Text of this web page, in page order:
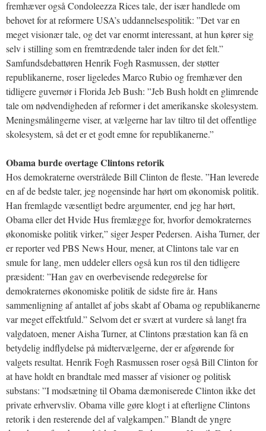
fremhæver også Condoleezza Rices tale, der især handlede om
behovet for at reformere USA’s uddannelsespolitik: ”Det var en
meget visionær tale, og det var enormt interessant, at hun kører sig
selv i stilling som en fremtrædende taler inden for det felt.”
Samfundsdebattøren Henrik Fogh Rasmussen, der støtter
republikanerne, roser ligeledes Marco Rubio og fremhæver den
tidligere guvernør i Florida Jeb Bush: ”Jeb Bush holdt en glimrende
tale om nødvendigheden af reformer i det amerikanske skolesystem.
Meningsmålingerne viser, at vælgerne har lav tiltro til det offentlige
skolesystem, så det er et godt emne for republikanerne.”
Obama burde overtage Clintons retorik
Hos demokraterne overstrålede Bill Clinton de fleste. ”Han leverede
en af de bedste taler, jeg nogensinde har hørt om økonomisk politik.
Han fremlagde væsentligt bedre argumenter, end jeg har hørt,
Obama eller det Hvide Hus fremlægge for, hvorfor demokraternes
økonomiske politik virker,” siger Jesper Pedersen. Aisha Turner, der
er reporter ved PBS News Hour, mener, at Clintons tale var en
smule for lang, men uddeler ellers også kun ros til den tidligere
præsident: ”Han gav en overbevisende redegørelse for
demokraternes økonomiske politik de sidste fire år. Hans
sammenligning af antallet af jobs skabt af Obama og republikanerne
var meget effektfuld.” Selvom det er svært at vurdere så langt fra
valgdatoen, mener Aisha Turner, at Clintons præstation kan få en
betydelig indflydelse på midtervælgerne, der er afgørende for
valgets resultat. Henrik Fogh Rasmussen roser også Bill Clinton for
at have holdt en brandtale med masser af visioner og politisk
substans: ”I modsætning til Obama dæmoniserede Clinton ikke det
private erhvervsliv. Obama ville gøre klogt i at efterligne Clintons
retorik i den resterende del af valgkampen.” Blandt de yngre